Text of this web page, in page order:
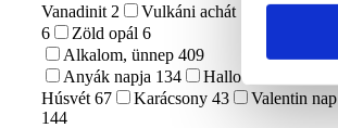
Vanadinit 2 Vulkáni achát
6
Zöld opál 6
Alkalom, ünnep 409
Anyák napja 134 Halloween
Húsvét 67 Karácsony 43
Valentin nap
144